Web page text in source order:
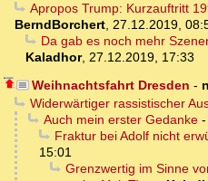
Apropos Trump: Kurzauftritt
BerndBorchert 27.12.2019,
Da gab es noch mehr
Kaladhor, 27.12.2019, 17:33
Weihnachtsfahrt Dresden -
Widerwärtiger rassistischer
Auch mein erster Gedanke-
Fraktur bei Adolf nicht
15:01
Grenzwertig im Sinne